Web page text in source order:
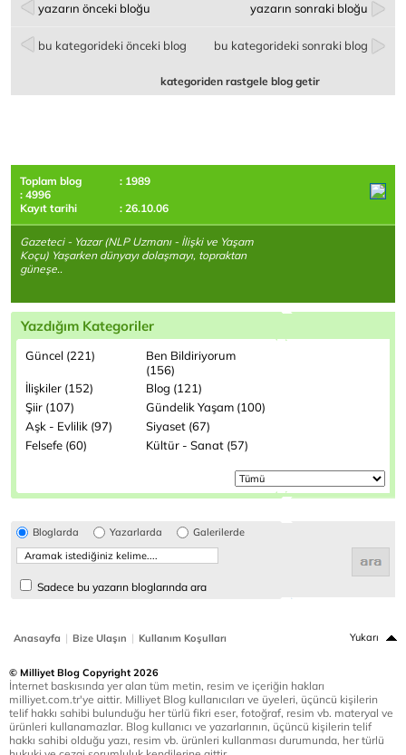
yazarın önceki bloğu yazarın sonraki bloğu
bu kategorideki önceki blog bu kategorideki sonraki blog
kategoriden rastgele blog getir
Toplam blog
: 1989
: 4996
Kayıt tarihi
: 26.10.06
Gazeteci - Yazar (NLP Uzmanı - İlişki ve Yaşam
Koçu) Yaşarken dünyayı dolaşmayı, topraktan
güneşe..
Yazdığım Kategoriler
Güncel (221) Ben Bildiriyorum
(156)
İlişkiler (152)
Blog (121)
Şiir (107)
Gündelik Yaşam (100)
Aşk - Evlilik (97)
Siyaset (67)
Felsefe (60)
Kültür - Sanat (57)
Bloglarda Yazarlarda Galerilerde
Sadece bu yazarın bloglarında ara
Anasayfa | Bize Ulaşın | Kullanım Koşulları Yukarı
© Milliyet Blog Copyright 2026
İnternet baskısında yer alan tüm metin, resim ve içeriğin hakları
milliyet.com.tr'ye aittir. Milliyet Blog kullanıcıları ve üyeleri, üçüncü kişilerin
telif hakkı sahibi bulunduğu her türlü fikri eser, fotoğraf, resim vb. materyal ve
ürünleri kullanamazlar. Blog kullanıcı ve yazarlarının, üçüncü kişilerin telif
hakkı sahibi olduğu yazı, resim vb. ürünleri kullanması durumunda, her türlü